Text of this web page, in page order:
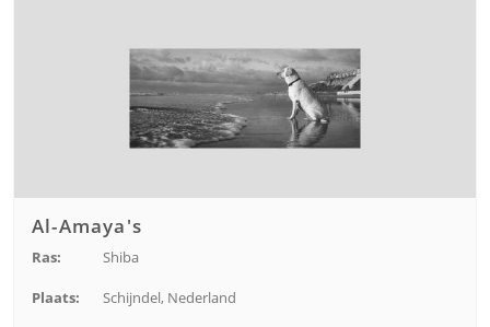
Al-Amaya's
Ras: Shiba
Plaats: Schijndel, Nederland